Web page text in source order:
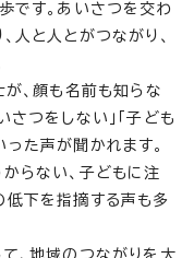
です。あいさつを交わ
人と人とがつながり、
が、顔も名前も知らな
さつをしない」「子ども
た声が聞かれます。
らない、子どもに注
低下を指摘する声も多
、地域のつながりを大